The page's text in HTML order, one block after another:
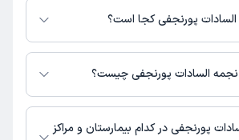
پورنجفی کجا است؟
نجمه السادات پورنجفی 1 مطب فعال دارند. آدرس مطب‌های نجمه السادات
السادات پورنجفی چیست؟
پورنجفی در کدام بیمارستان و مراکز